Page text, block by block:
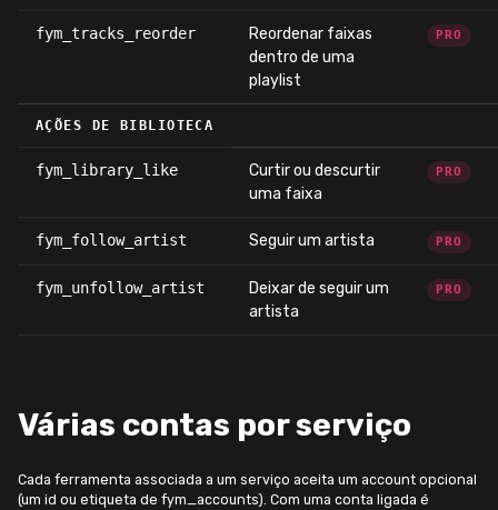
fym_tracks_reorder
Reordenar faixas
dentro de uma
playlist
PRO
AÇÕES DE BIBLIOTECA
fym_library_like
Curtir ou descurtir
uma faixa
PRO
fym_follow_artist Seguir um artista PRO
fym_unfollow_artist
Deixar de seguir um
artista
PRO
Várias contas por serviço
Cada ferramenta associada a um serviço aceita um account opcional
(um id ou etiqueta de fym_accounts). Com uma conta ligada é